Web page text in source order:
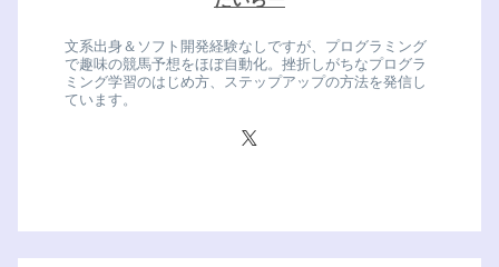
文系出身＆ソフト開発経験なしですが、プログラミング
で趣味の競馬予想をほぼ自動化。挫折しがちなプログラ
ミング学習のはじめ方、ステップアップの方法を発信し
ています。